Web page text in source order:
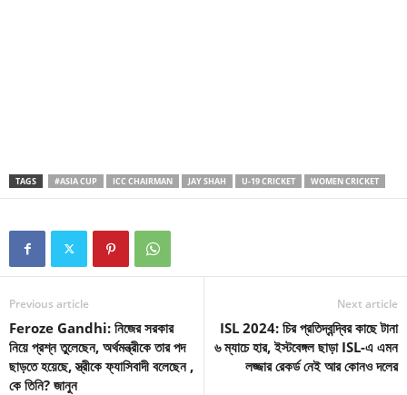
TAGS #ASIA CUP ICC CHAIRMAN JAY SHAH U-19 CRICKET WOMEN CRICKET
Previous article
Feroze Gandhi: নিজের সরকার
নিয়ে প্রশ্ন তুলেছেন, অর্থমন্ত্রীকে তার পদ
ছাড়তে হয়েছে, স্ত্রীকে ফ্যাসিবাদী বলেছেন ,
কে তিনি? জানুন
Next article
ISL 2024: চির প্রতিদ্বন্দ্বির কাছে টানা
৬ ম্যাচে হার, ইস্টবেঙ্গল ছাড়া ISL-এ এমন
লজ্জার রেকর্ড নেই আর কোনও দলের